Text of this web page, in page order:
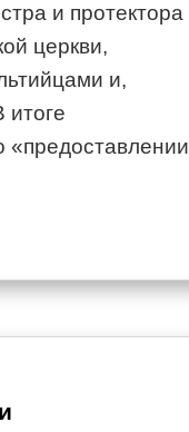
и протектора
церкви,
и,
итоге
«предоставлении